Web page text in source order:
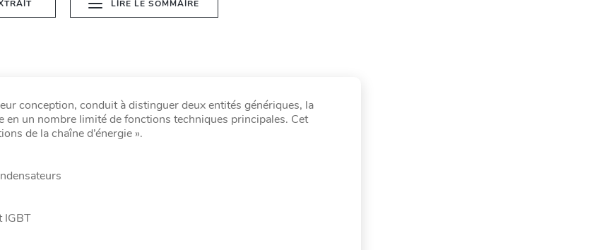
LIRE LE SOMMAIRE
conception, conduit à distinguer deux entités génériques, la
en un nombre limité de fonctions techniques principales. Cet
de la chaîne d’énergie ».
IGBT